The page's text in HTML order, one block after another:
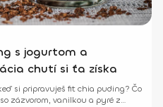
s jogurtom a
chutí si ťa získa
si pripravuješ fit chia puding? Čo
zázvorom, vanilkou a pyré z